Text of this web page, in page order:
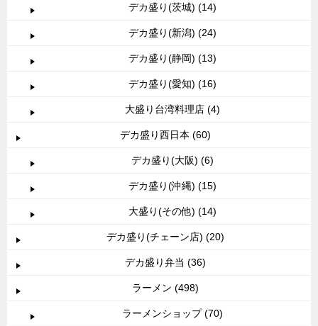
デカ盛り(茨城) (14)
デカ盛り(新潟) (24)
デカ盛り(静岡) (13)
デカ盛り(愛知) (16)
大盛り台湾料理店 (4)
デカ盛り西日本 (60)
デカ盛り(大阪) (6)
デカ盛り(沖縄) (15)
大盛り(その他) (14)
デカ盛り(チェーン店) (20)
デカ盛り弁当 (36)
ラーメン (498)
ラーメンショップ (70)